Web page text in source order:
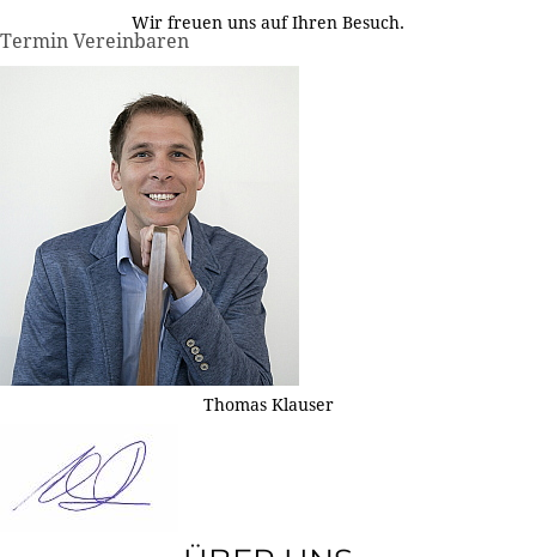
Wir freuen uns auf Ihren Besuch.
Termin Vereinbaren
Thomas Klauser